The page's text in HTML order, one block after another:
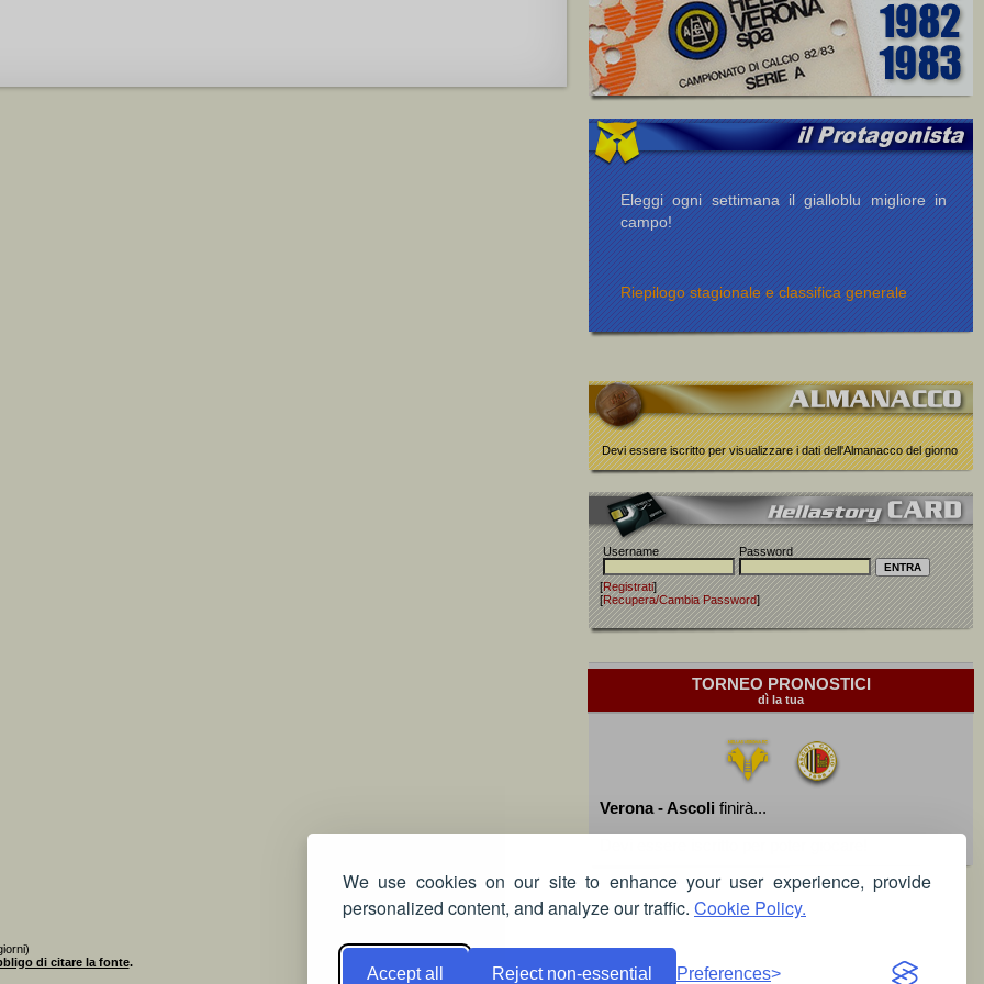
We use cookies on our site to enhance your user experience, provide
personalized content, and analyze our traffic. Cookie Policy.
Accept all Reject non-essential Preferences
Eleggi ogni settimana il gialloblu migliore in
campo!
Riepilogo stagionale e classifica generale
Devi essere iscritto per visualizzare i dati dell'Almanacco del giorno
Username Password
[Registrati]
[Recupera/Cambia Password]
TORNEO PRONOSTICI
dì la tua
Verona - Ascoli finirà...
di citare la fonte.